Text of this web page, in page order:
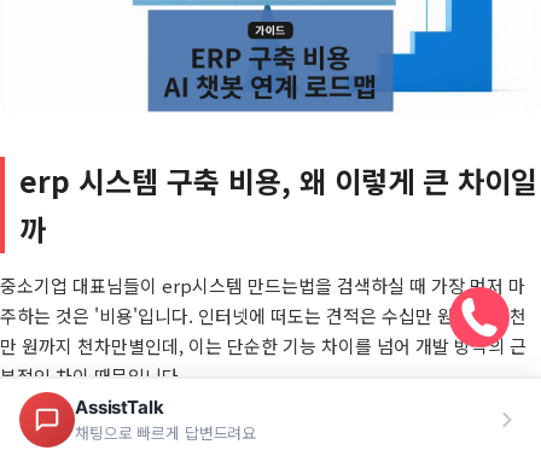
erp 시스템 구축 비용, 왜 이렇게 큰 차이일
까
중소기업 대표님들이 erp시스템 만드는법을 검색하실 때 가장 먼저 마
주하는 것은 '비용'입니다. 인터넷에 떠도는 견적은 수십만 원에서 수천
만 원까지 천차만별인데, 이는 단순한 기능 차이를 넘어 개발 방식의 근
본적인 차이 때문입니다.
첫째로 사스 구독형 서비스입니다.
으로 매우
가볍습니다. 하지만 월 10만 원에서 30만 원 정도의 구독료를 내야 하고,